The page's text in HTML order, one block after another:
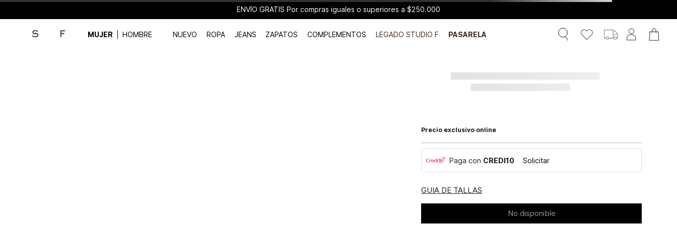
ENVÍO GRATIS Por compras iguales o superiores a $250.000
MUJER HOMBRE NUEVO ROPA JEANS ZAPATOS COMPLEMENTOS LEGADO STUDIO F PASARELA
Precio exclusivo online
Paga con CREDI10 Solicitar
GUIA DE TALLAS
No disponible